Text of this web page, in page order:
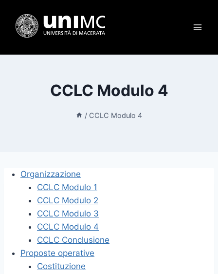
contenuto
CCLC Modulo 4
/ CCLC Modulo 4
Organizzazione
CCLC Modulo 1
CCLC Modulo 2
CCLC Modulo 3
CCLC Modulo 4
CCLC Conclusione
Proposte operative
Costituzione